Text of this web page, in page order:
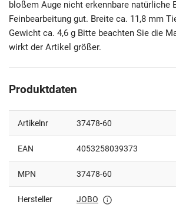
bloßem Auge nicht erkennbare natürliche
Feinbearbeitung gut. Breite ca. 11,8 mm
Gewicht ca. 4,6 g Bitte beachten Sie die
wirkt der Artikel größer.
Produktdaten
Artikelnr 37478-60
EAN 4053258039373
MPN 37478-60
Hersteller JOBO